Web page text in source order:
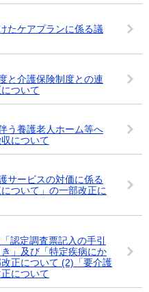
たケアプランに係る議
と介護保険制度との連
ついて
う養護老人ホーム等へ
について
サービスの対価に係る
ついて」の一部改正に
認定調査票記入の手引
」及び「特定疾病にか
正について (2)「要介護
について